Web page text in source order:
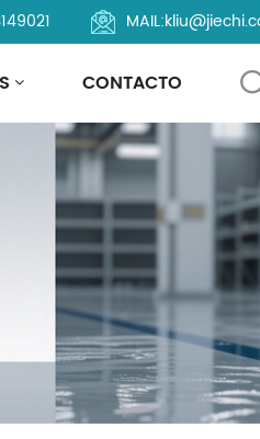
MAIL:
CONTACTO